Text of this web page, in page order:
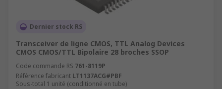
Dernier stock RS
Transceiver de ligne CMOS, TTL Analog Devices
CMOS CMOS/TTL Bipolaire 28 broches SSOP
Code commande RS 761-8119P
Référence fabricant LT1137ACG#PBF
Sous-total 1 unité (conditionné en tube)